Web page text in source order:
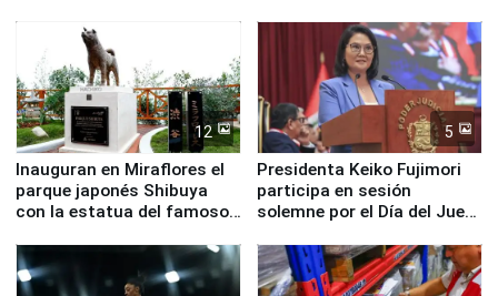
12
Inauguran en Miraflores el
parque japonés Shibuya
con la estatua del famoso
5
Presidenta Keiko Fujimori
participa en sesión
solemne por el Día del Juez